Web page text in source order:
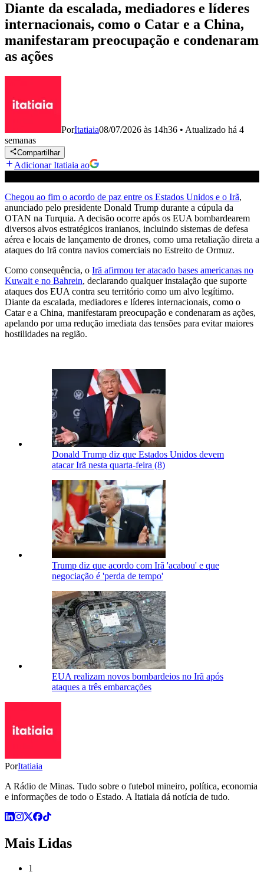
Diante da escalada, mediadores e líderes
internacionais, como o Catar e a China,
manifestaram preocupação e condenaram
as ações
PorItatiaia08/07/2026 às 14h36 • Atualizado há 4
semanas
Compartilhar
Adicionar Itatiaia ao
Chegou ao fim o acordo de paz entre os Estados Unidos e o Irã,
anunciado pelo presidente Donald Trump durante a cúpula da
OTAN na Turquia. A decisão ocorre após os EUA bombardearem
diversos alvos estratégicos iranianos, incluindo sistemas de defesa
aérea e locais de lançamento de drones, como uma retaliação direta a
ataques do Irã contra navios comerciais no Estreito de Ormuz.
Como consequência, o Irã afirmou ter atacado bases americanas no
Kuwait e no Bahrein, declarando qualquer instalação que suporte
ataques dos EUA contra seu território como um alvo legítimo.
Diante da escalada, mediadores e líderes internacionais, como o
Catar e a China, manifestaram preocupação e condenaram as ações,
apelando por uma redução imediata das tensões para evitar maiores
hostilidades na região.
Donald Trump diz que Estados Unidos devem
atacar Irã nesta quarta-feira (8)
Trump diz que acordo com Irã 'acabou' e que
negociação é 'perda de tempo'
EUA realizam novos bombardeios no Irã após
ataques a três embarcações
PorItatiaia
A Rádio de Minas. Tudo sobre o futebol mineiro, política, economia
e informações de todo o Estado. A Itatiaia dá notícia de tudo.
Mais Lidas
1